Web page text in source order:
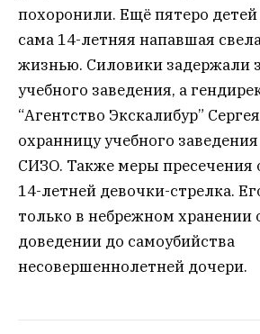
похоронили. Ещё пятеро детей
сама 14-летняя напавшая
жизнью. Силовики задержали
учебного заведения, а
“Агентство Экскалибур”
охранницу учебного
СИЗО. Также меры пресечения
14-летней девочки-стрелка.
только в небрежном хранении
доведении до самоубийства
несовершеннолетней дочери.